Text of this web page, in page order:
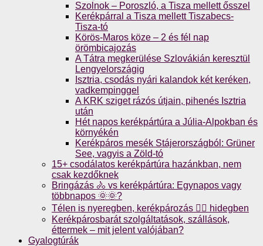
Szolnok – Poroszló, a Tisza mellett ősszel
Kerékpárral a Tisza mellett Tiszabecs-
Tisza-tó
Körös-Maros köze – 2 és fél nap
örömbicajozás
A Tátra megkerülése Szlovákián keresztül
Lengyelországig
Isztria, csodás nyári kalandok két keréken,
vadkempinggel
A KRK sziget rázós útjain, pihenés Isztria
után
Hét napos kerékpártúra a Júlia-Alpokban és
környékén
Kerékpáros mesék Stájerországból: Grüner
See, vagyis a Zöld-tó
15+ csodálatos kerékpártúra hazánkban, nem
csak kezdőknek
Bringázás 🚴 vs kerékpártúra: Egynapos vagy
többnapos 🌞🌞?
Télen is nyeregben, kerékpározás 🚴‍♀️ hidegben
Kerékpárosbarát szolgáltatások, szállások,
éttermek – mit jelent valójában?
Gyalogtúrák